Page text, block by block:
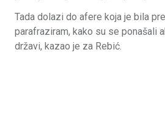
Tada dolazi do afere koja je bila
parafraziram, kako su se ponašali
državi, kazao je za Rebić.